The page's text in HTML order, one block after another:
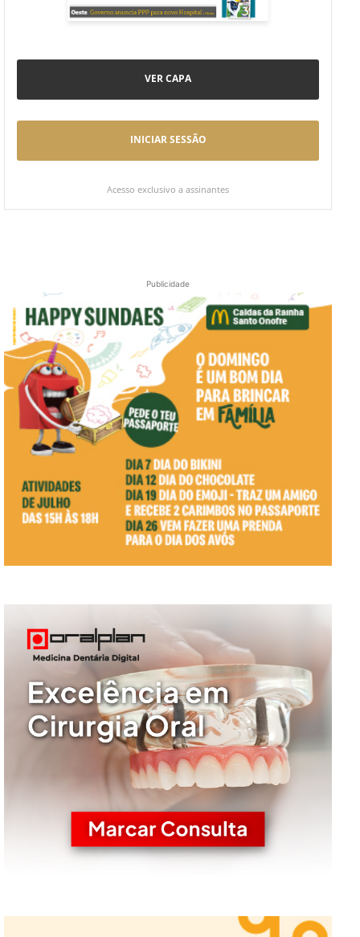
VER CAPA
INICIAR SESSÃO
Acesso exclusivo a assinantes
Publicidade